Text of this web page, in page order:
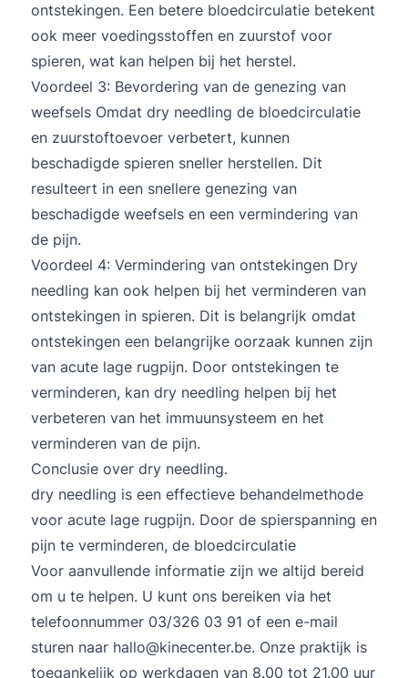
ontstekingen. Een betere bloedcirculatie betekent
ook meer voedingsstoffen en zuurstof voor
spieren, wat kan helpen bij het herstel.
Voordeel 3: Bevordering van de genezing van
weefsels Omdat dry needling de bloedcirculatie
en zuurstoftoevoer verbetert, kunnen
beschadigde spieren sneller herstellen. Dit
resulteert in een snellere genezing van
beschadigde weefsels en een vermindering van
de pijn.
Voordeel 4: Vermindering van ontstekingen Dry
needling kan ook helpen bij het verminderen van
ontstekingen in spieren. Dit is belangrijk omdat
ontstekingen een belangrijke oorzaak kunnen zijn
van acute lage rugpijn. Door ontstekingen te
verminderen, kan dry needling helpen bij het
verbeteren van het immuunsysteem en het
verminderen van de pijn.
Conclusie over dry needling.
dry needling is een effectieve behandelmethode
voor acute lage rugpijn. Door de spierspanning en
pijn te verminderen, de bloedcirculatie
Voor aanvullende informatie zijn we altijd bereid
om u te helpen. U kunt ons bereiken via het
telefoonnummer 03/326 03 91 of een e-mail
sturen naar hallo@kinecenter.be. Onze praktijk is
toegankelijk op werkdagen van 8.00 tot 21.00 uur